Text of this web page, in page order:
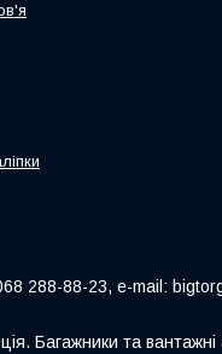
288-88-23, e-mail:
Багажники та